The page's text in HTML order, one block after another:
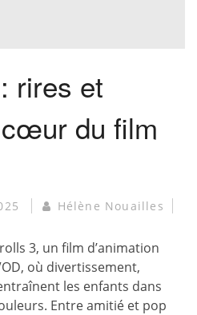
rires et
du film
Hélène Nouailles
3, un film d’animation
où divertissement,
les enfants dans
Entre amitié et pop